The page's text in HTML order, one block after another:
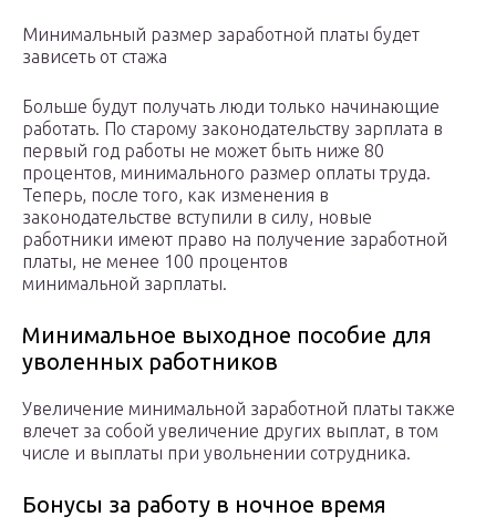
Минимальный размер заработной платы будет
зависеть от стажа
Больше будут получать люди только начинающие
работать. По старому законодательству зарплата в
первый год работы не может быть ниже 80
процентов, минимального размер оплаты труда.
Теперь, после того, как изменения в
законодательстве вступили в силу, новые
работники имеют право на получение заработной
платы, не менее 100 процентов
минимальной зарплаты.
Минимальное выходное пособие для
уволенных работников
Увеличение минимальной заработной платы также
влечет за собой увеличение других выплат, в том
числе и выплаты при увольнении сотрудника.
Бонусы за работу в ночное время